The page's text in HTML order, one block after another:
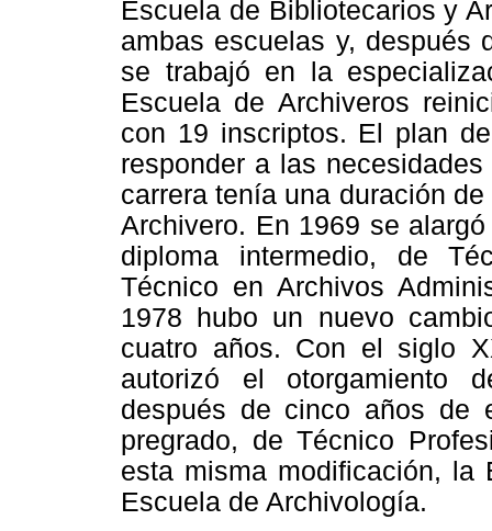
Escuela de Bibliotecarios y
ambas escuelas y, después
se trabajó en la
Escuela de Archiveros
con 19 inscriptos. El plan
responder a las
carrera tenía una duración
Archivero. En 1969 se
diploma intermedio, de
Técnico en Archivos
1978 hubo un nuevo
cuatro años. Con el siglo
autorizó el otorgamiento
después de cinco años de
pregrado, de Técnico
esta misma modificación, la
Escuela de Archivología.